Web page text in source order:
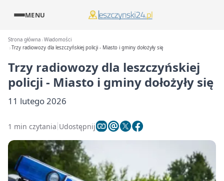
MENU
Strona główna Wiadomości
Trzy radiowozy dla leszczyńskiej policji - Miasto i gminy dołożyły się
Trzy radiowozy dla leszczyńskiej
policji - Miasto i gminy dołożyły się
11 lutego 2026
1 min czytania Udostępnij